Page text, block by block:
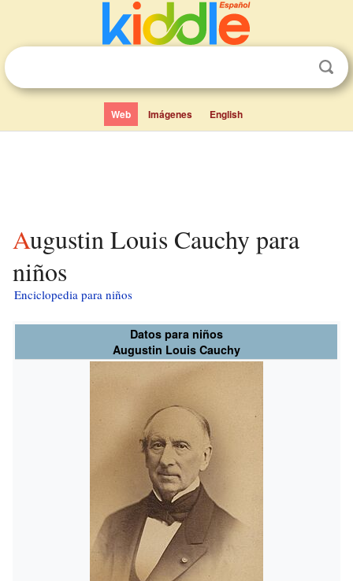
Web Imágenes English
Augustin Louis Cauchy para
niños
Enciclopedia para niños
Datos para niños
Augustin Louis Cauchy